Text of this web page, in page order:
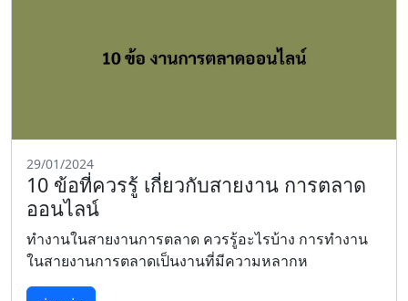
29/01/2024
10 ข้อที่ควรรู้ เกี่ยวกับสายงาน การตลาด
ออนไลน์
ทำงานในสายงานการตลาด ควรรู้อะไรบ้าง การทำงาน
ในสายงานการตลาดเป็นงานที่มีความหลากห